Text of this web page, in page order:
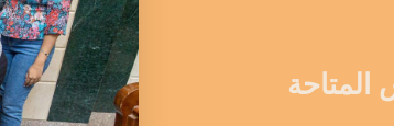
المتاحة